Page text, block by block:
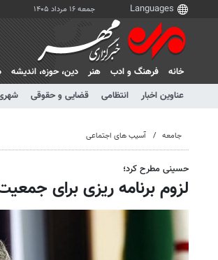
جمعه ۱۶ مرداد ۱۴۰۵
خانه فرهنگ و ادب هنر دين، حوزه، انديشه
عناوین اخبار
انتظامی قضایی و حقوقی
جامعه آسیب های اجتماعی
حسینی مطرح کرد؛
لزوم برنامه ریزی برای